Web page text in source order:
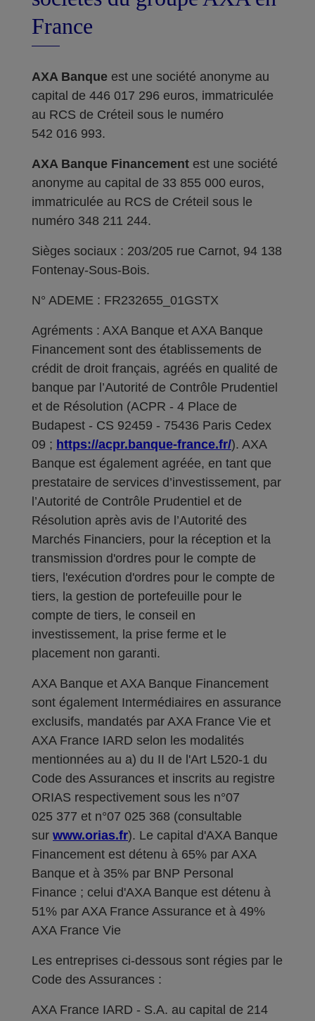
France
AXA Banque est une société anonyme au
capital de 446 017 296 euros, immatriculée
au RCS de Créteil sous le numéro
542 016 993.
AXA Banque Financement est une société
anonyme au capital de 33 855 000 euros,
immatriculée au RCS de Créteil sous le
numéro 348 211 244.
Sièges sociaux : 203/205 rue Carnot, 94 138
Fontenay-Sous-Bois.
N° ADEME : FR232655_01GSTX
Agréments : AXA Banque et AXA Banque
Financement sont des établissements de
crédit de droit français, agréés en qualité de
banque par l’Autorité de Contrôle Prudentiel
et de Résolution (ACPR - 4 Place de
Budapest - CS 92459 - 75436 Paris Cedex
09 ; https://acpr.banque-france.fr/). AXA
Banque est également agréée, en tant que
prestataire de services d’investissement, par
l’Autorité de Contrôle Prudentiel et de
Résolution après avis de l’Autorité des
Marchés Financiers, pour la réception et la
transmission d'ordres pour le compte de
tiers, l'exécution d'ordres pour le compte de
tiers, la gestion de portefeuille pour le
compte de tiers, le conseil en
investissement, la prise ferme et le
placement non garanti.
AXA Banque et AXA Banque Financement
sont également Intermédiaires en assurance
exclusifs, mandatés par AXA France Vie et
AXA France IARD selon les modalités
mentionnées au a) du II de l'Art L520-1 du
Code des Assurances et inscrits au registre
ORIAS respectivement sous les n°07
025 377 et n°07 025 368 (consultable
sur www.orias.fr). Le capital d'AXA Banque
Financement est détenu à 65% par AXA
Banque et à 35% par BNP Personal
Finance ; celui d'AXA Banque est détenu à
51% par AXA France Assurance et à 49%
AXA France Vie
Les entreprises ci-dessous sont régies par le
Code des Assurances :
AXA France IARD - S.A. au capital de 214